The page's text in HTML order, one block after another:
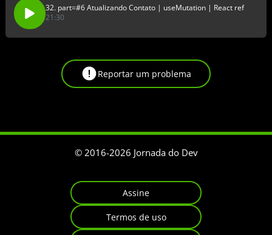
32. part=#6 Atualizando Contato | useMutation | React ref
21:30
Reportar um problema
© 2016-2026 Jornada do Dev
Assine
Termos de uso